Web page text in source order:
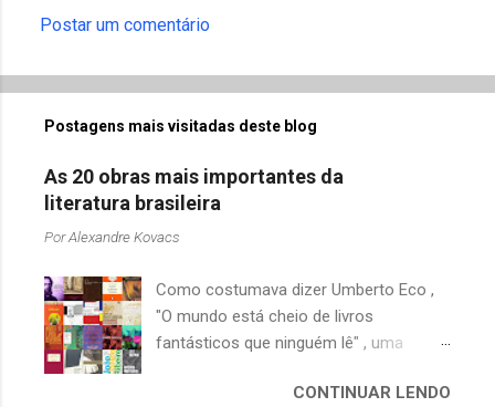
Postar um comentário
Postagens mais visitadas deste blog
As 20 obras mais importantes da
literatura brasileira
PorAlexandre Kovacs
Como costumava dizer Umberto Eco ,
"O mundo está cheio de livros
fantásticos que ninguém lê" , uma
quando falamos de clássicos da
CONTINUAR LENDO